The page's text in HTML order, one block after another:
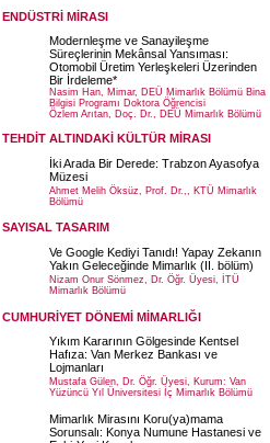
ENDÜSTRİ MİRASI
Modernleşme ve Sanayileşme
Süreçlerinin Mekânsal Yansıması:
Otomobil Üretim Yerleşkeleri Üzerinden
Bir İrdeleme*
Nasim Han, Mimar, DEÜ Mimarlık Bölümü Bina
Bilgisi Programı Doktora Öğrencisi
Özlem Arıtan, Doç. Dr., DEÜ Mimarlık Bölümü
TEHDİT ALTINDAKİ KÜLTÜR MİRASI
İki Arada Bir Derede: Trabzon Ayasofya
Müzesi
Ahmet Melih Öksüz, Prof. Dr.,, KTÜ Mimarlık
Bölümü
SAYISAL TASARIM
Ve Google Kediyi Tanıdı! Yapay Zekanın
Yakın Geleceğinde Mimarlık (II. bölüm)
Nizam Onur Sönmez, Dr. Öğr. Üyesi, İTÜ
Mimarlık Bölümü
CUMHURİYET DÖNEMİ MİMARLIĞI
Yıkım Kararının Gölgesinde Kentsel
Hafıza: Van Merkez Bankası ve
Lojmanları
Mustafa Gülen, Dr. Öğr. Üyesi, Kurum: Van
Yüzüncü Yıl Üniversitesi İç Mimarlık Bölümü
Mimarlık Mirasını Koru(ya)mama
Sorunsalı: Konya Numune Hastanesi ve